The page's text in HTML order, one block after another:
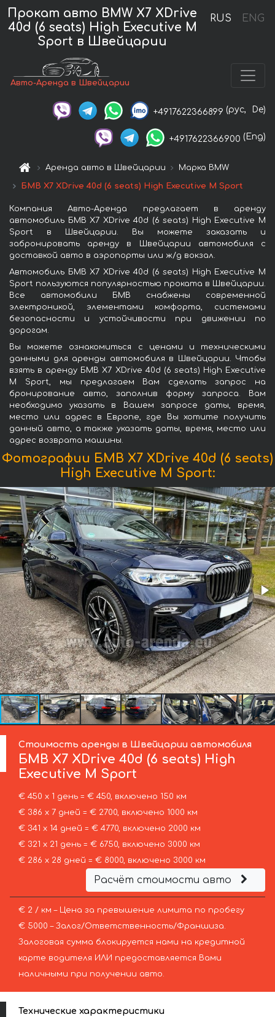
RUS ENG
Прокат авто BMW X7 XDrive
40d (6 seats) High Executive M
Sport в Швейцарии
Авто-Аренда в Швейцарии
+4917622366899 (рус, De)
+4917622366900 (Eng)
Аренда авто в Швейцарии Марка BMW
БМВ X7 XDrive 40d (6 seats) High Executive M Sport
Компания Авто-Аренда предлагает в аренду
автомобиль БМВ X7 XDrive 40d (6 seats) High Executive M
Sport в Швейцарии. Вы можете заказать и
забронировать аренду в Швейцарии автомобиля с
доставкой авто в аэропорты или ж/д вокзал.
Автомобиль БМВ X7 XDrive 40d (6 seats) High Executive M
Sport пользуются популярностью проката в Швейцарии.
Все автомобили БМВ снабжены современной
электроникой, элементами комфорта, системами
безопасности и устойчивости при движении по
дорогам.
Вы можете ознакомиться с ценами и техническими
данными для аренды автомобиля в Швейцарии. Чтобы
взять в аренду БМВ X7 XDrive 40d (6 seats) High Executive
M Sport, мы предлагаем Вам сделать запрос на
бронирование авто, заполнив форму запроса. Вам
необходимо указать в Вашем запросе даты, время,
место или адрес в Европе, где Вы хотите получить
данный авто, а также указать даты, время, место или
адрес возврата машины.
Фотографии БМВ X7 XDrive 40d (6 seats)
High Executive M Sport:
Стоимость аренды в Швейцарии автомобиля
БМВ X7 XDrive 40d (6 seats) High
Executive M Sport
€ 450 х 1 день = € 450, включено 150 км
€ 386 х 7 дней = € 2700, включено 1000 км
€ 341 х 14 дней = € 4770, включено 2000 км
€ 321 х 21 день = € 6750, включено 3000 км
€ 286 х 28 дней = € 8000, включено 3000 км
Расчёт стоимости авто
€ 2 / км – Цена за превышение лимита по пробегу
€ 5000 – Залог/Ответственность/Франшиза.
Залоговая сумма блокируется нами на кредитной
карте водителя ИЛИ предоставляется Вами
наличными при получении авто.
Технические характеристики